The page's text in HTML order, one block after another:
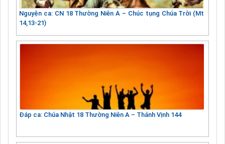
Nguyện ca: CN 18 Thường Niên A – Chúc tụng Chúa Trời (Mt
14,13-21)
Đáp ca: Chúa Nhật 18 Thường Niên A – Thánh Vịnh 144